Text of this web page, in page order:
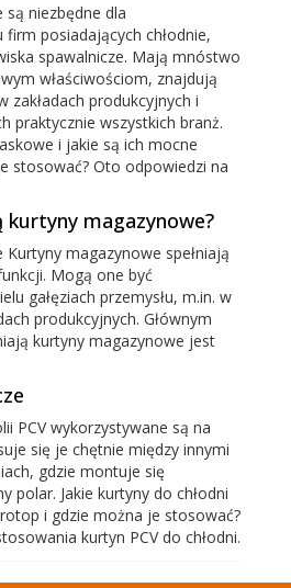
są niezbędne dla
posiadających chłodnie,
spawalnicze. Mają mnóstwo
właściwościom, znajdują
zakładach produkcyjnych i
praktycznie wszystkich branż.
i jakie są ich mocne
stosować? Oto odpowiedzi na
kurtyny magazynowe?
magazynowe spełniają
Mogą one być
gałęziach przemysłu, m.in. w
produkcyjnych. Głównym
kurtyny magazynowe jest
PCV wykorzystywane są na
się je chętnie między innymi
gdzie montuje się
polar. Jakie kurtyny do chłodni
i gdzie można je stosować?
kurtyn PCV do chłodni.